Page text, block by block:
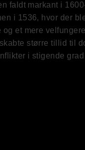
faldt markant i
i 1536, hvor der
og et mere
større tillid til
i stigende